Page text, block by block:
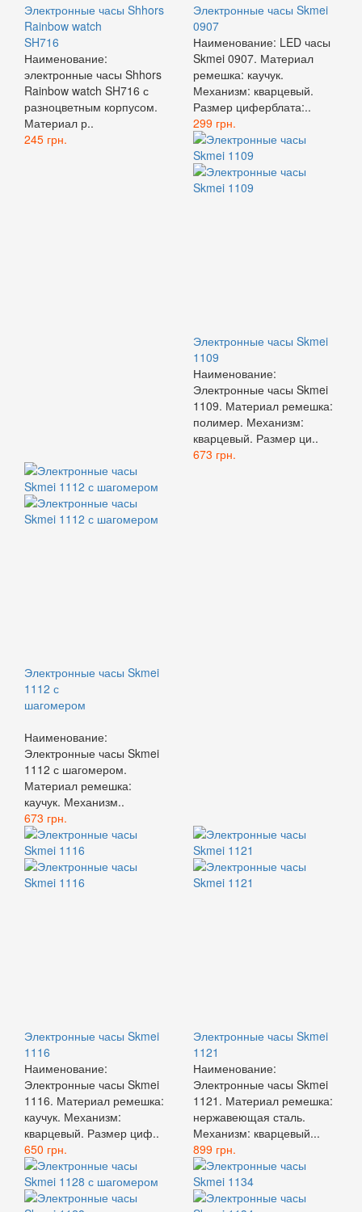
Электронные часы Shhors
Rainbow watch
SH716
Наименование:
электронные часы Shhors
Rainbow watch SH716 с
разноцветным корпусом.
Материал р..
245 грн.
Электронные часы Skmei
0907
Наименование: LED часы
Skmei 0907. Материал
ремешка: каучук.
Механизм: кварцевый.
Размер циферблата:..
299 грн.
Электронные часы Skmei
1109
Наименование:
Электронные часы Skmei
1109. Материал ремешка:
полимер. Механизм:
кварцевый. Размер ци..
673 грн.
Электронные часы Skmei
1112 с
шагомером
Наименование:
Электронные часы Skmei
1112 с шагомером.
Материал ремешка:
каучук. Механизм..
673 грн.
Электронные часы Skmei
1116
Наименование:
Электронные часы Skmei
1116. Материал ремешка:
каучук. Механизм:
кварцевый. Размер циф..
650 грн.
Электронные часы Skmei
1121
Наименование:
Электронные часы Skmei
1121. Материал ремешка:
нержавеющая сталь.
Механизм: кварцевый...
899 грн.